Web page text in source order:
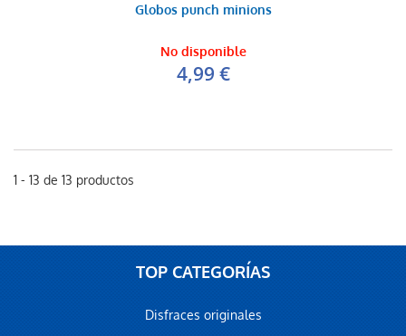
Globos punch minions
No disponible
4,99 €
1 - 13 de 13 productos
TOP CATEGORÍAS
Disfraces originales